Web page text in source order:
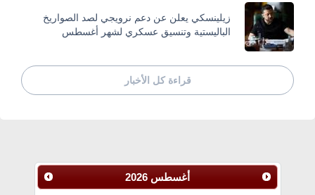
زيلينسكي يعلن عن دعم نرويجي لصد الصواريخ
الباليستية وتنسيق عسكري لشهر أغسطس
قراءة كل الأخبار
أغسطس 2026